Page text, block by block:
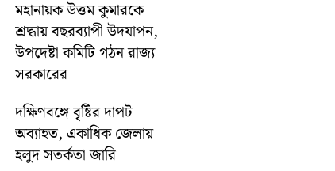
মহানায়ক উত্তম কুমারকে
শ্রদ্ধায় বছরব্যাপী উদযাপন,
উপদেষ্টা কমিটি গঠন রাজ্য
সরকারের
দক্ষিণবঙ্গে বৃষ্টির দাপট
অব্যাহত, একাধিক জেলায়
হলুদ সতর্কতা জারি